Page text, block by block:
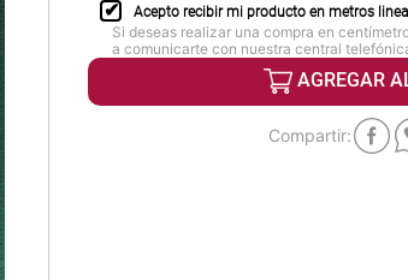
Acepto recibir mi producto en metros
Si deseas realizar una compra en
a comunicarte con nuestra central
AGREGAR